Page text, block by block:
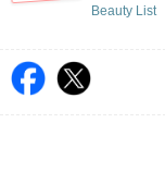
Beauty List